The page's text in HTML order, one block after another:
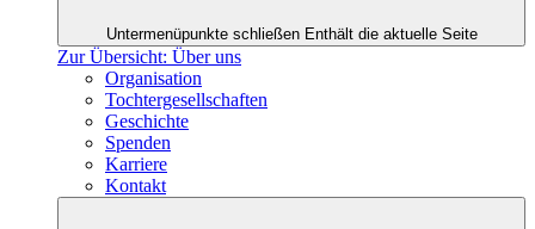
Untermenüpunkte schließen Enthält die aktuelle Seite
Zur Übersicht: Über uns
Organisation
Tochtergesellschaften
Geschichte
Spenden
Karriere
Kontakt